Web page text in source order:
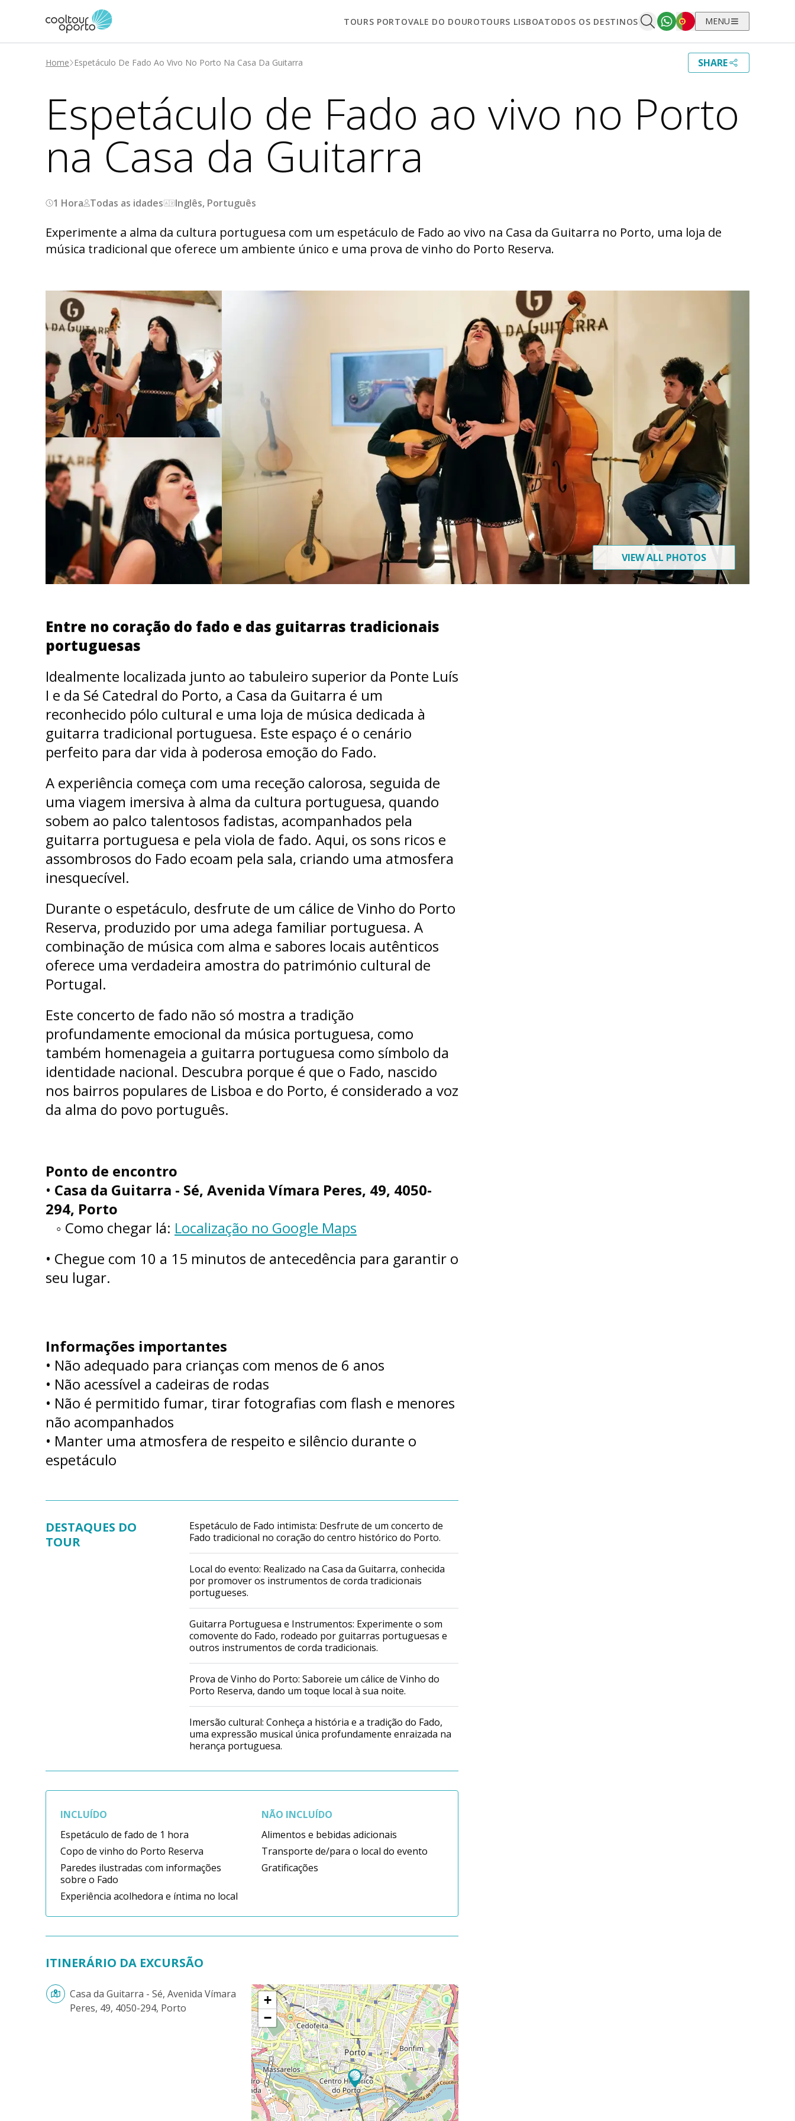
TOURS PORTOVALE DO DOUROTOURS LISBOATODOS OS DESTINOS Português
MENU
Home Espetáculo De Fado Ao Vivo No Porto Na Casa Da Guitarra SHARE
Espetáculo de Fado ao vivo no Porto
na Casa da Guitarra
1 Hora Todas as idades Inglês, Português
Experimente a alma da cultura portuguesa com um espetáculo de Fado ao vivo na Casa da Guitarra no Porto, uma loja de
música tradicional que oferece um ambiente único e uma prova de vinho do Porto Reserva.
VIEW ALL PHOTOS
Entre no coração do fado e das guitarras tradicionais
portuguesas
Idealmente localizada junto ao tabuleiro superior da Ponte Luís
I e da Sé Catedral do Porto, a Casa da Guitarra é um
reconhecido pólo cultural e uma loja de música dedicada à
guitarra tradicional portuguesa. Este espaço é o cenário
perfeito para dar vida à poderosa emoção do Fado.
A experiência começa com uma receção calorosa, seguida de
uma viagem imersiva à alma da cultura portuguesa, quando
sobem ao palco talentosos fadistas, acompanhados pela
guitarra portuguesa e pela viola de fado. Aqui, os sons ricos e
assombrosos do Fado ecoam pela sala, criando uma atmosfera
inesquecível.
Durante o espetáculo, desfrute de um cálice de Vinho do Porto
Reserva, produzido por uma adega familiar portuguesa. A
combinação de música com alma e sabores locais autênticos
oferece uma verdadeira amostra do património cultural de
Portugal.
Este concerto de fado não só mostra a tradição
profundamente emocional da música portuguesa, como
também homenageia a guitarra portuguesa como símbolo da
identidade nacional. Descubra porque é que o Fado, nascido
nos bairros populares de Lisboa e do Porto, é considerado a voz
da alma do povo português.
Ponto de encontro
• Casa da Guitarra - Sé, Avenida Vímara Peres, 49, 4050-
294, Porto
◦ Como chegar lá: Localização no Google Maps
• Chegue com 10 a 15 minutos de antecedência para garantir o
seu lugar.
Informações importantes
• Não adequado para crianças com menos de 6 anos
• Não acessível a cadeiras de rodas
• Não é permitido fumar, tirar fotografias com flash e menores
não acompanhados
• Manter uma atmosfera de respeito e silêncio durante o
espetáculo
DESTAQUES DO
TOUR
Espetáculo de Fado intimista: Desfrute de um concerto de
Fado tradicional no coração do centro histórico do Porto.
Local do evento: Realizado na Casa da Guitarra, conhecida
por promover os instrumentos de corda tradicionais
portugueses.
Guitarra Portuguesa e Instrumentos: Experimente o som
comovente do Fado, rodeado por guitarras portuguesas e
outros instrumentos de corda tradicionais.
Prova de Vinho do Porto: Saboreie um cálice de Vinho do
Porto Reserva, dando um toque local à sua noite.
Imersão cultural: Conheça a história e a tradição do Fado,
uma expressão musical única profundamente enraizada na
herança portuguesa.
INCLUÍDO
Espetáculo de fado de 1 hora
Copo de vinho do Porto Reserva
Paredes ilustradas com informações
sobre o Fado
Experiência acolhedora e íntima no local
NÃO INCLUÍDO
Alimentos e bebidas adicionais
Transporte de/para o local do evento
Gratificações
ITINERÁRIO DA EXCURSÃO
+
−
Casa da Guitarra - Sé, Avenida Vímara
Peres, 49, 4050-294, Porto